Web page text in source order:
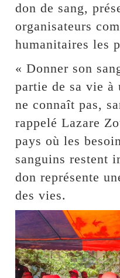
don de sang,
organisateurs
humanitaires les
« Donner son
partie de sa vie à
ne connaît pas,
rappelé Lazare
pays où les
sanguins restent
don représente
des vies.